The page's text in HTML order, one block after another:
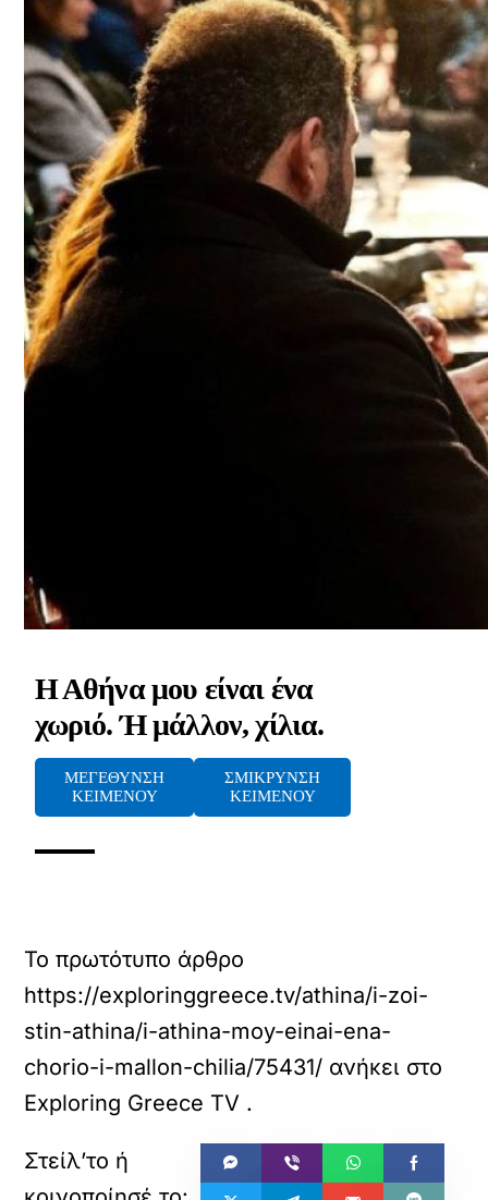
Η Αθήνα μου είναι ένα
χωριό. Ή μάλλον, χίλια.
ΜΕΓΕΘΥΝΣΗ
ΚΕΙΜΕΝΟΥ
ΣΜΙΚΡΥΝΣΗ
ΚΕΙΜΕΝΟΥ
Το πρωτότυπο άρθρο
https://exploringgreece.tv/athina/i-zoi-
stin-athina/i-athina-moy-einai-ena-
chorio-i-mallon-chilia/75431/ ανήκει στο
Exploring Greece TV .